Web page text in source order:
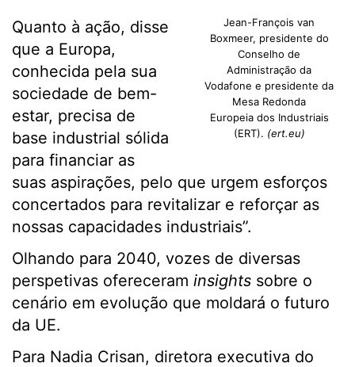
Jean-François van
Boxmeer, presidente do
Conselho de
Administração da
Vodafone e presidente da
Mesa Redonda
Europeia dos Industriais
(ERT). (ert.eu)
Quanto à ação, disse
que a Europa,
conhecida pela sua
sociedade de bem-
estar, precisa de
base industrial sólida
para financiar as
suas aspirações, pelo que urgem esforços
concertados para revitalizar e reforçar as
nossas capacidades industriais”.
Olhando para 2040, vozes de diversas
perspetivas ofereceram insights sobre o
cenário em evolução que moldará o futuro
da UE.
Para Nadia Crisan, diretora executiva do